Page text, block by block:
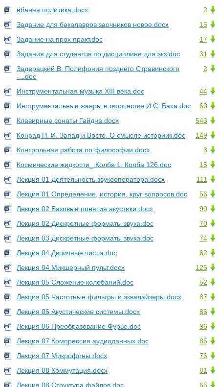
2
ебаная политика.docx
15
Задание для бакалавров заочников новое.docx
17
Задание на прох практ.doc
31
Задания для студентов по дисциплине для экз.doc
2
Задерацкий В. Полифония позднего Стравинского
-...doc
44
Инструментальная музыка XIII века.doc
60
Инструментальные жанры в творчестве И.С. Баха.doc
543
Клавирные сонаты Гайдна.docx
149
Конрад Н. И. Запад и Восто. О смысле историик.doc
3
Контрольная работа по философии.docx
15
Космические жидкости_ Колба 1. Колба 126.doc
111
Лекция 01 Деятельность звукооператора.docx
56
Лекция 01 Определение, история, круг вопросов.doc
90
Лекция 02 Базовые понятия акустики.docx
70
Лекция 02 Дискретные форматы звука.doc
74
Лекция 03 Дискретные форматы звука.doc
62
Лекция 04 Двоичные числа.doc
126
Лекция 04 Микшерный пульт.docx
52
Лекция 05 Сложение колебаний.doc
87
Лекция 05 Частотные фильтры и эквалайзеры.docx
86
Лекция 06 Акустические системы.docx
96
Лекция 06 Преобразование Фурье.doc
85
Лекция 07 Компрессия аудиоданных.doc
76
Лекция 07 Микрофоны.docx
81
Лекция 08 Коммутация.docx
65
Лекция 08 Структура файлов.doc